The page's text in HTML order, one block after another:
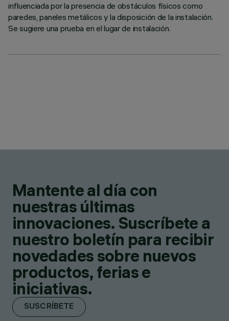
influenciada por la presencia de obstáculos físicos como
paredes, paneles metálicos y la disposición de la instalación.
Se sugiere una prueba en el lugar de instalación.
Mantente al día con
nuestras últimas
innovaciones. Suscríbete a
nuestro boletín para recibir
novedades sobre nuevos
productos, ferias e
iniciativas.
SUSCRÍBETE